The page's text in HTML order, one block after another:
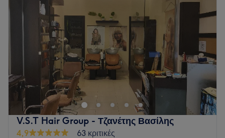
Πέμπτη
09:00– 22:30
Παρασκευή
09:00– 22:30
Σάββατο
09:00
22:30
Κυριακή
12:00–
Στο Alexandros Hair Salon στο Θησείο, η κομμωτική
αποτελεί παράδοση από το 1992. Συνδυάζουμε την κλασική
σχολή με τις πιο σύγχρονες τεχνικές περιποίησης,
προσφέροντας υπηρεσίες βασισμένες στη γνώση και τη
συνέπεια. Είτε αναζητάτε ένα διαχρονικό κούρεμα είτε μια
ανανέωση με βάση τις τελευταίες εξελίξεις στο χρώμα και το
V.S.T Hair Group - Τζανέτης Βασίλης
4,9
63 κριτικές